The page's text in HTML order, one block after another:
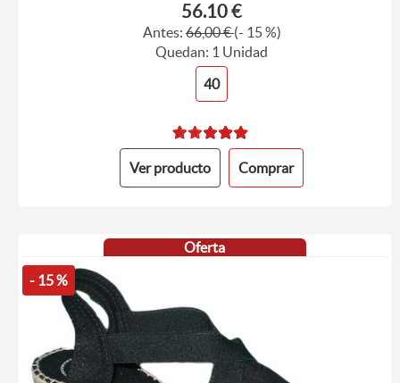
56.10 €
Antes:66,00 €(- 15 %)
Quedan: 1 Unidad
40
Ver producto Comprar
Oferta
- 15 %